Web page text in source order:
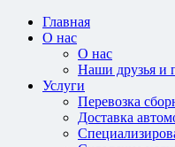
Главная
О нас
О нас
Наши друзья и
Услуги
Перевозка
Доставка